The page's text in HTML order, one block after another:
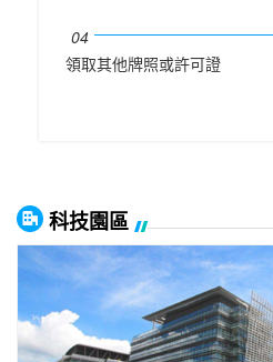
04
領取其他牌照或許可證
科技園區